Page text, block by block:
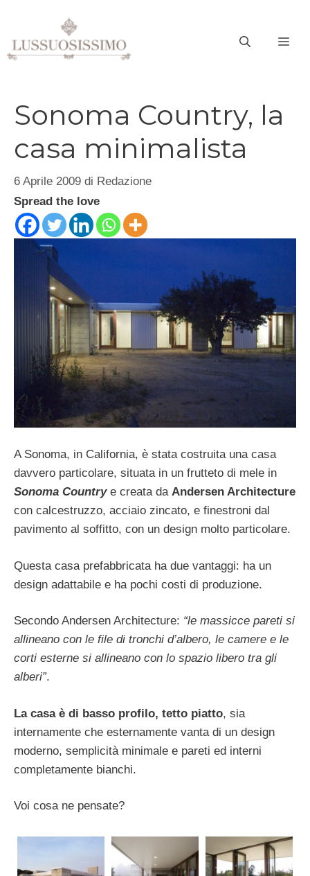
contenuto
Sonoma Country, la
casa minimalista
6 Aprile 2009 di Redazione
Spread the love
A Sonoma, in California, è stata costruita una casa
davvero particolare, situata in un frutteto di mele in
Sonoma Countrye creata da Andersen Architecture
con calcestruzzo, acciaio zincato, e finestroni dal
pavimento al soffitto, con un design molto particolare.
Questa casa prefabbricata ha due vantaggi: ha un
design adattabile e ha pochi costi di produzione.
Secondo Andersen Architecture: “le massicce pareti si
allineano con le file di tronchi d’albero, le camere e le
corti esterne si allineano con lo spazio libero tra gli
alberi”.
La casa è di basso profilo, tetto piatto, sia
internamente che esternamente vanta di un design
moderno, semplicità minimale e pareti ed interni
completamente bianchi.
Voi cosa ne pensate?